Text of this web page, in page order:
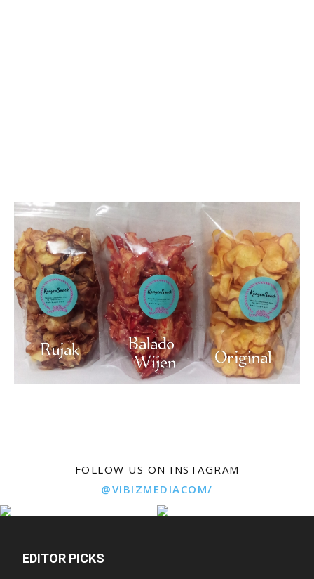
FOLLOW US ON INSTAGRAM
@VIBIZMEDIACOM/
EDITOR PICKS